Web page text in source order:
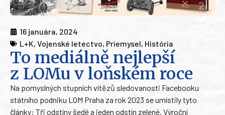
16 januára, 2024
L+K, Vojenské letectvo, Priemysel, História
To mediálně nejlepší
z LOMu v loňském roce
Na pomyslných stupních vítězů sledovanosti Facebooku
státního podniku LOM Praha za rok 2023 se umístily tyto
články: Tři odstíny šedé a jeden odstín zelené, Výroční